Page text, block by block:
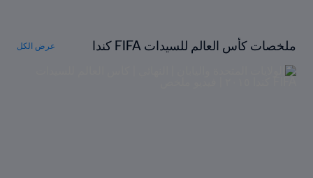
ملخصات كأس العالم للسيدات FIFA كندا
٢٠١٥
عرض الكل